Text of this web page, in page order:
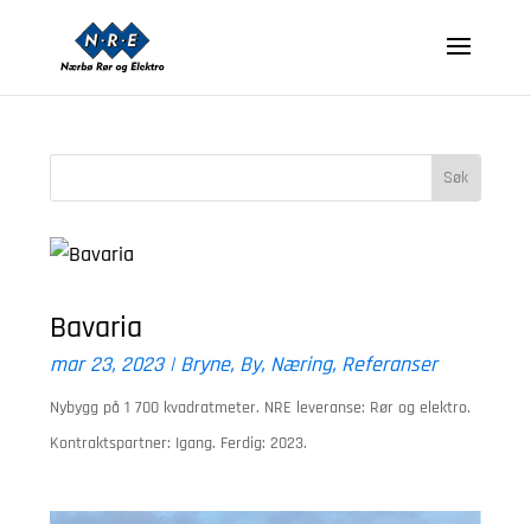
Bavaria
mar 23, 2023|Bryne, By, Næring, Referanser
Nybygg på 1 700 kvadratmeter. NRE leveranse: Rør og elektro.
Kontraktspartner: Igang. Ferdig: 2023.